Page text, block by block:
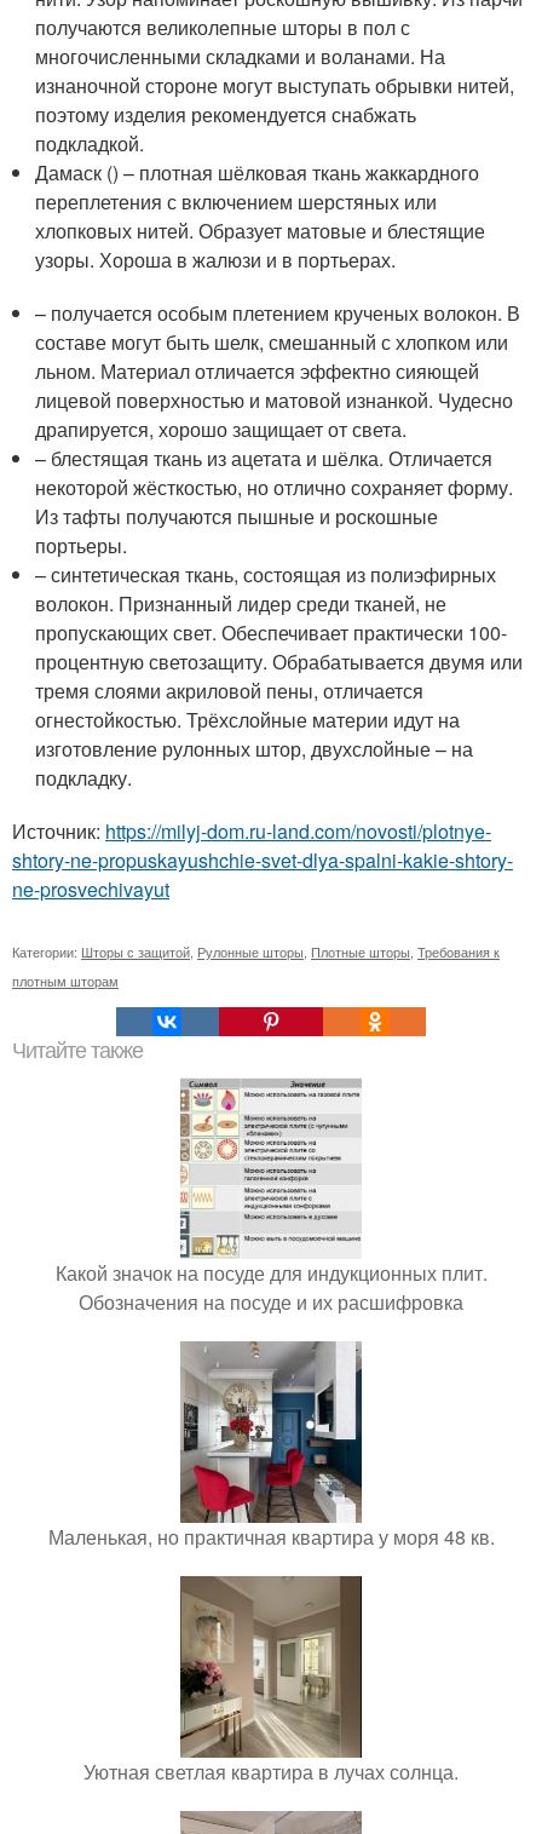
получаются великолепные шторы в пол с
многочисленными складками и воланами. На
изнаночной стороне могут выступать обрывки нитей,
поэтому изделия рекомендуется снабжать
подкладкой.
Дамаск () – плотная шёлковая ткань жаккардного
переплетения с включением шерстяных или
хлопковых нитей. Образует матовые и блестящие
узоры. Хороша в жалюзи и в портьерах.
– получается особым плетением крученых волокон. В
составе могут быть шелк, смешанный с хлопком или
льном. Материал отличается эффектно сияющей
лицевой поверхностью и матовой изнанкой. Чудесно
драпируется, хорошо защищает от света.
– блестящая ткань из ацетата и шёлка. Отличается
некоторой жёсткостью, но отлично сохраняет форму.
Из тафты получаются пышные и роскошные
портьеры.
– синтетическая ткань, состоящая из полиэфирных
волокон. Признанный лидер среди тканей, не
пропускающих свет. Обеспечивает практически 100-
процентную светозащиту. Обрабатывается двумя или
тремя слоями акриловой пены, отличается
огнестойкостью. Трёхслойные материи идут на
изготовление рулонных штор, двухслойные – на
подкладку.
Источник: https://milyj-dom.ru-land.com/novosti/plotnye-
shtory-ne-propuskayushchie-svet-dlya-spalni-kakie-shtory-
ne-prosvechivayut
Категории: Шторы с защитой Рулонные шторы Плотные шторы Требования к
плотным шторам
Читайте также
Какой значок на посуде для индукционных плит.
Обозначения на посуде и их расшифровка
Маленькая, но практичная квартира у моря 48 кв.
Уютная светлая квартира в лучах солнца.